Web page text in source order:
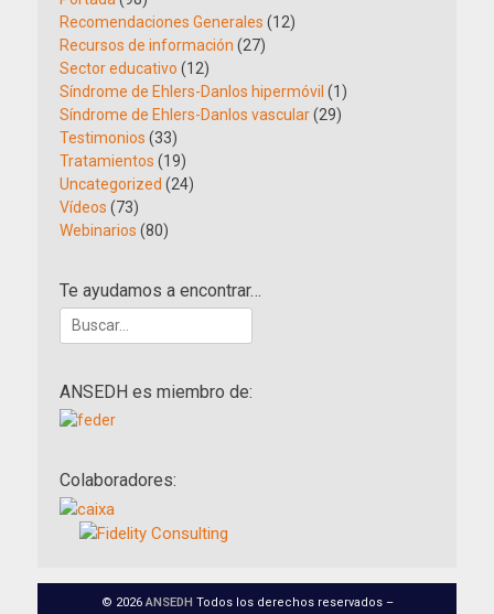
Recomendaciones Generales (12)
Recursos de información (27)
Sector educativo (12)
Síndrome de Ehlers-Danlos hipermóvil (1)
Síndrome de Ehlers-Danlos vascular(29)
Testimonios (33)
Tratamientos (19)
Uncategorized (24)
Vídeos (73)
Webinarios (80)
Te ayudamos a encontrar…
Buscar:
ANSEDH es miembro de:
Colaboradores:
© 2026ANSEDH Todos los derechos reservados –